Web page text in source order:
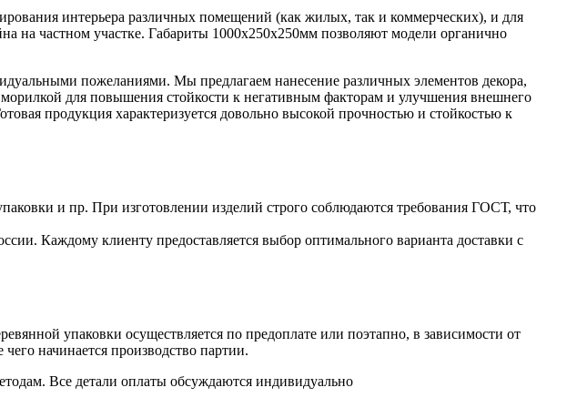
интерьера различных помещений (как жилых, так и коммерческих), и для
на частном участке. Габариты 1000х250х250мм позволяют модели органично
пожеланиями. Мы предлагаем нанесение различных элементов декора,
для повышения стойкости к негативным факторам и улучшения внешнего
продукция характеризуется довольно высокой прочностью и стойкостью к
и пр. При изготовлении изделий строго соблюдаются требования ГОСТ, что
Каждому клиенту предоставляется выбор оптимального варианта доставки с
упаковки осуществляется по предоплате или поэтапно, в зависимости от
начинается производство партии.
Все детали оплаты обсуждаются индивидуально